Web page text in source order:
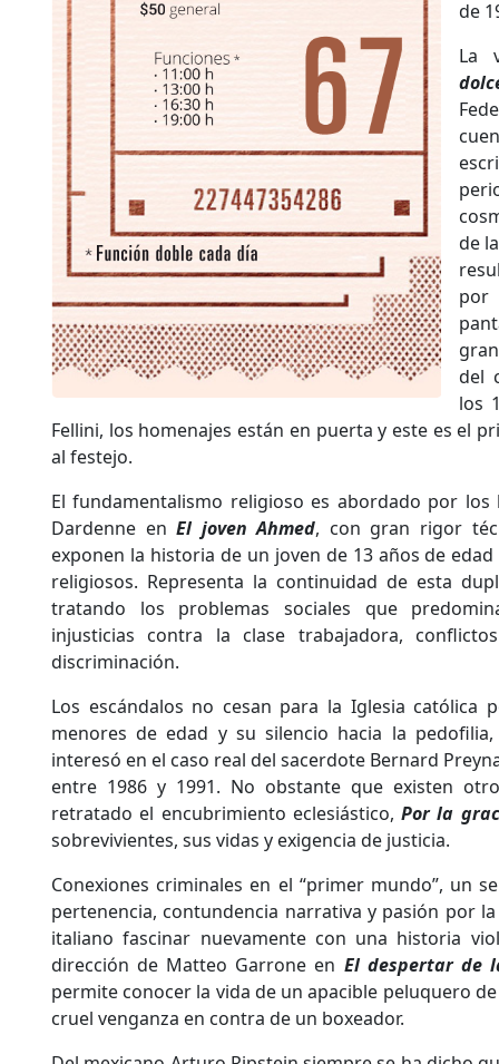
de
La
de
por
del
los
Fellini, los homenajes están en puerta y este es el
al festejo.
El fundamentalismo religioso es abordado por los
Dardenne enEl joven Ahmed, con gran rigor
exponen la historia de un joven de 13 años de
religiosos. Representa la continuidad de esta
tratando los problemas sociales que
injusticias contra la clase trabajadora,
discriminación.
Los escándalos no cesan para la Iglesia católica
menores de edad y su silencio hacia la
interesó en el caso real del sacerdote Bernard
entre 1986 y 1991. No obstante que existen
retratado el encubrimiento eclesiástico,Por la
sobrevivientes, sus vidas y exigencia de justicia.
Conexiones criminales en el “primer mundo”, un
pertenencia, contundencia narrativa y pasión por
italiano fascinar nuevamente con una historia
dirección de Matteo Garrone en El despertar de
permite conocer la vida de un apacible peluquero
cruel venganza en contra de un boxeador.